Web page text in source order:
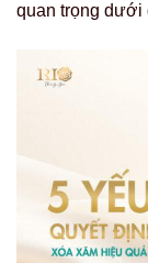
quan trọng dưới